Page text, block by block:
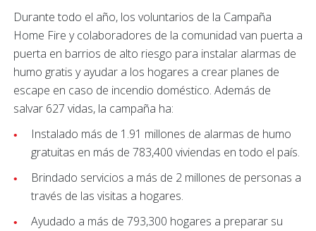
Durante todo el año, los voluntarios de la Campaña
Home Fire y colaboradores de la comunidad van puerta a
puerta en barrios de alto riesgo para instalar alarmas de
humo gratis y ayudar a los hogares a crear planes de
escape en caso de incendio doméstico. Además de
salvar 627 vidas, la campaña ha:
Instalado más de 1.91 millones de alarmas de humo
gratuitas en más de 783,400 viviendas en todo el país.
Brindado servicios a más de 2 millones de personas a
través de las visitas a hogares.
Ayudado a más de 793,300 hogares a preparar su